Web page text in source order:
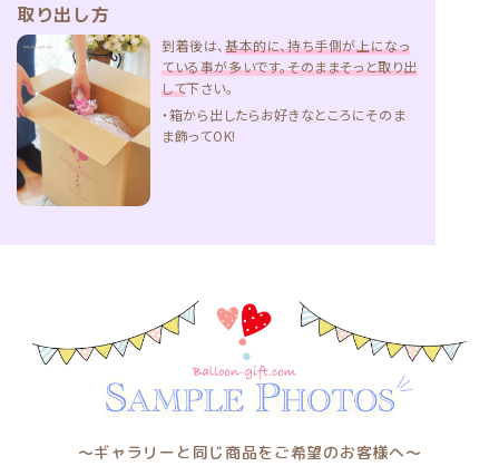
取り出し方
到着後は、基本的に、持ち手側が上になっ
ている事が多いです。そのままそっと取り出
して下さい。
・箱から出したらお好きなところにそのま
ま飾ってOK!
〜ギャラリーと同じ商品をご希望のお客様へ〜